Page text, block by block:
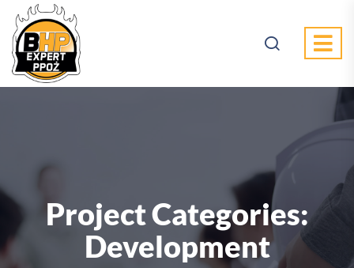
Project Categories:
Development